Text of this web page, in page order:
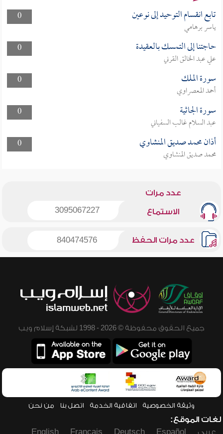
0 تابع انقسام التوحيد إلى نوعين
ياسر برهامي
0
حاجتنا إلى التمسك بالعقيدة
علي عبد الخالق القرني
0
سورة الملك
أحمد المعصراوي
0
سورة الجاثية
عبد السلام غالب السفياني
0
أذان محمد صديق المنشاوي
محمد صديق المنشاوي
عدد مرات
الاستماع 3095067227
عدد مرات الحفظ 840474576
جميع الحقوق محفوظة © 2026 - 1998 لشبكة إسلام ويب
وثيقة الخصوصية اتفاقية الخدمة اتصل بنا من نحن
لغات الموقع:
عربي
Español
Deutsch
Français
English